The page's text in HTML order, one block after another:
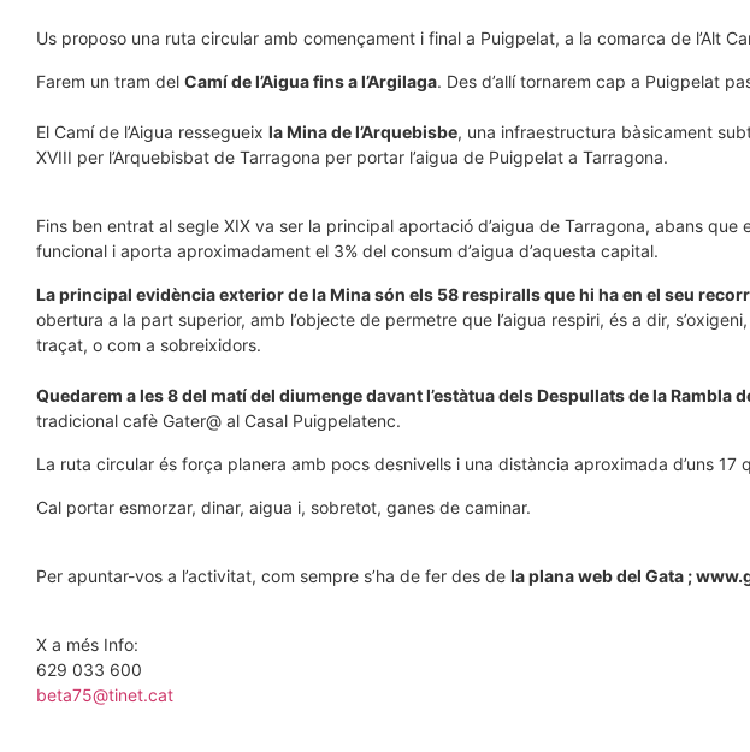
Us proposo una ruta circular amb començament i final a Puigpelat, a la comarca de l’Alt
Farem un tram del Camí de l’Aigua fins a l’Argilaga. Des d’allí tornarem cap a Puigpelat
El Camí de l’Aigua ressegueix la Mina de l’Arquebisbe, una infraestructura bàsicament
XVIII per l’Arquebisbat de Tarragona per portar l’aigua de Puigpelat a Tarragona.
Fins ben entrat al segle XIX va ser la principal aportació d’aigua de Tarragona, abans
funcional i aporta aproximadament el 3% del consum d’aigua d’aquesta capital.
La principal evidència exterior de la Mina són els 58 respiralls que hi ha en el seu
obertura a la part superior, amb l’objecte de permetre que l’aigua respiri, és a dir,
traçat, o com a sobreixidors.
Quedarem a les 8 del matí del diumenge davant l’estàtua dels Despullats de la Rambla
tradicional cafè Gater@ al Casal Puigpelatenc.
La ruta circular és força planera amb pocs desnivells i una distància aproximada d’uns 17
Cal portar esmorzar, dinar, aigua i, sobretot, ganes de caminar.
Per apuntar-vos a l’activitat, com sempre s’ha de fer des de la plana web del Gata ;
X a més Info:
629 033 600
beta75@tinet.cat